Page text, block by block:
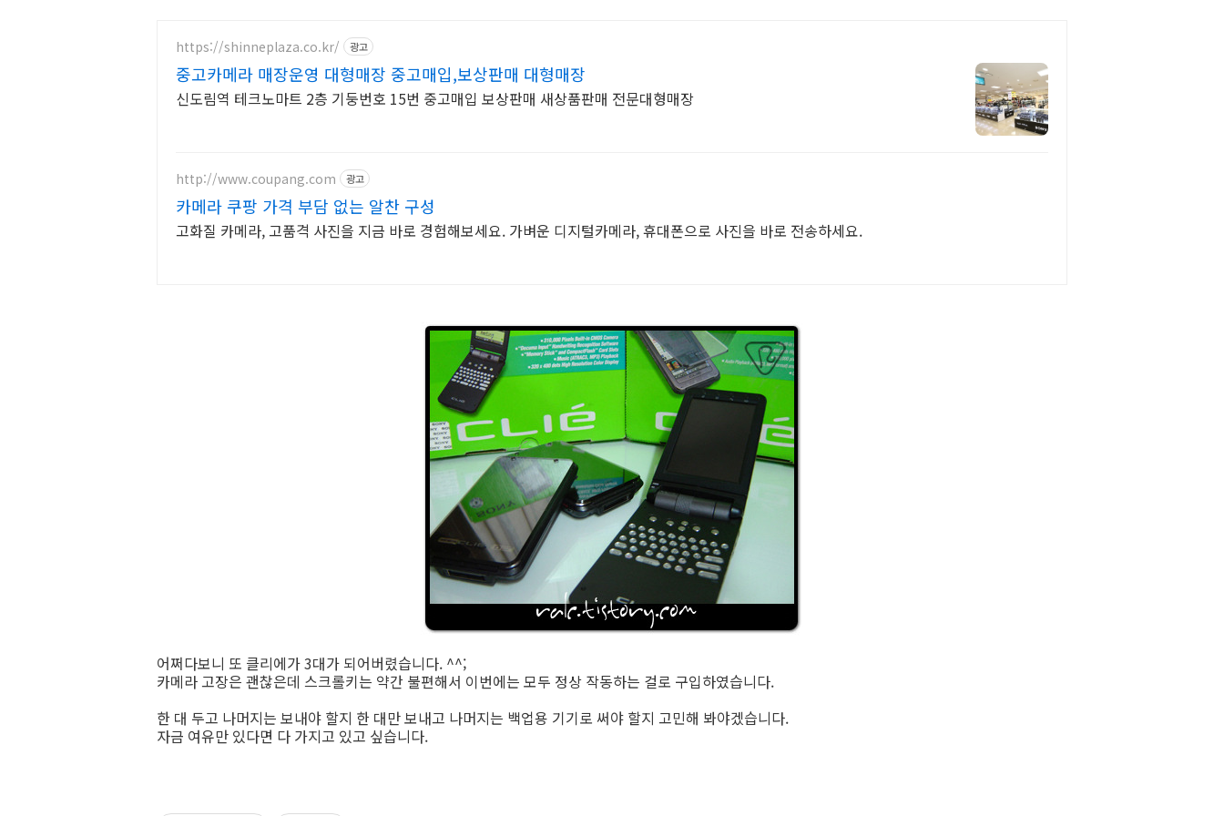
https://shinneplaza.co.kr/ 광고
중고카메라 매장운영 대형매장 중고매입,보상판매 대형매장
신도림역 테크노마트 2층 기둥번호 15번 중고매입 보상판매 새상품판매 전문대형매장
http://www.coupang.com 광고
카메라 쿠팡 가격 부담 없는 알찬 구성
고화질 카메라, 고품격 사진을 지금 바로 경험해보세요. 가벼운 디지털카메라, 휴대폰으로 사진을 바로 전송하세요.
어쩌다보니 또 클리에가 3대가 되어버렸습니다. ^^;
카메라 고장은 괜찮은데 스크롤키는 약간 불편해서 이번에는 모두 정상 작동하는 걸로 구입하였습니다.
한 대 두고 나머지는 보내야 할지 한 대만 보내고 나머지는 백업용 기기로 써야 할지 고민해 봐야겠습니다.
자금 여유만 있다면 다 가지고 있고 싶습니다.